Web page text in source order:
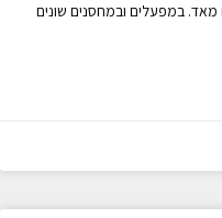
במפעלים ובמחסנים שונים